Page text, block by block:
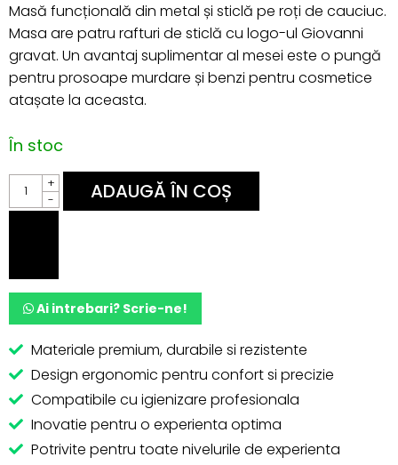
Masă funcțională din metal și sticlă pe roți de cauciuc.
Masa are patru rafturi de sticlă cu logo-ul Giovanni
gravat. Un avantaj suplimentar al mesei este o pungă
pentru prosoape murdare și benzi pentru cosmetice
atașate la aceasta.
În stoc
UCENIC
lucru
-
+ ADAUGĂ ÎN COȘ
Ai intrebari? Scrie-ne!
Materiale premium, durabile si rezistente
Design ergonomic pentru confort si precizie
Compatibile cu igienizare profesionala
Inovatie pentru o experienta optima
Potrivite pentru toate nivelurile de experienta